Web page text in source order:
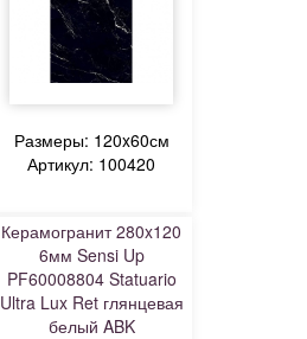
Размеры: 120x60см
Артикул: 100420
Керамогранит 280x120
6мм Sensi Up
PF60008804 Statuario
Ultra Lux Ret глянцевая
белый ABK